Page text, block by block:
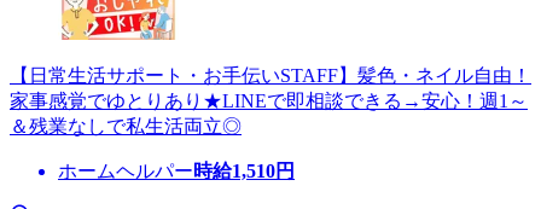
【日常生活サポート・お手伝いSTAFF】髪色・ネイル自由！
家事感覚でゆとりあり★LINEで即相談できる→安心！週1～
＆残業なしで私生活両立◎
ホームヘルパー時給1,510円